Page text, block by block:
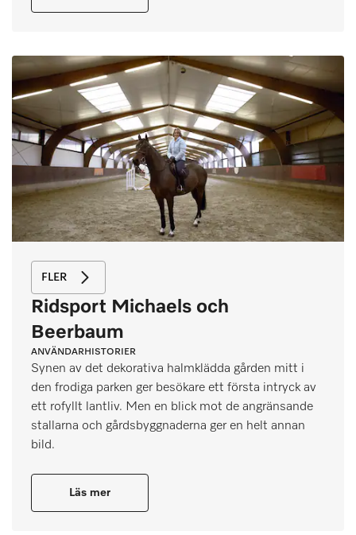
FLER
Ridsport Michaels och
Beerbaum
ANVÄNDARHISTORIER
Synen av det dekorativa halmklädda gården mitt i
den frodiga parken ger besökare ett första intryck av
ett rofyllt lantliv. Men en blick mot de angränsande
stallarna och gårdsbyggnaderna ger en helt annan
bild.
Läs mer